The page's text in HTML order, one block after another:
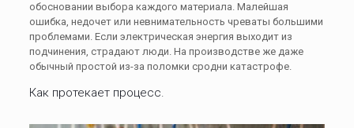
обосновании выбора каждого материала. Малейшая
ошибка, недочет или невнимательность чреваты большими
проблемами. Если электрическая энергия выходит из
подчинения, страдают люди. На производстве же даже
обычный простой из-за поломки сродни катастрофе.
Как протекает процесс.